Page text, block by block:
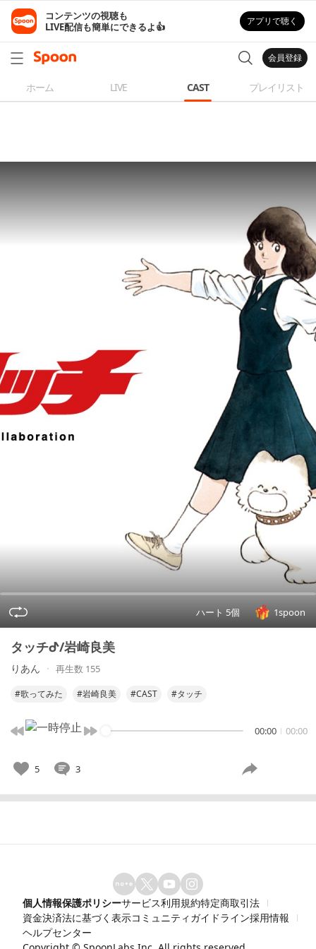
コンテンツの視聴も
LIVE配信も簡単にできるよ👍
アプリで聴く
会員登録
ホーム LIVE CAST プレイリスト
ハート 5個 1spoon
タッチᕷ/岩崎良美
りあん 再生数 155
#歌ってみた #岩崎良美 #CAST #タッチ
00:00 00:00
5 3
個人情報保護ポリシーサービス利用規約特定商取引法
資金決済法に基づく表示コミュニティガイドライン採用情報
ヘルプセンター